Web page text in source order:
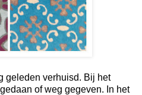
geleden verhuisd. Bij het
of weg gegeven. In het